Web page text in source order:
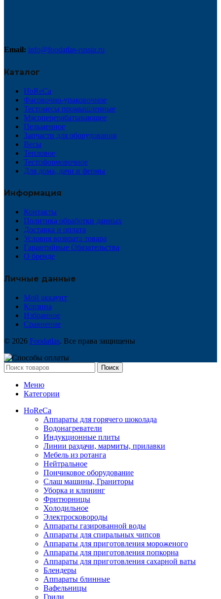
Email: info@foodatlas-russia.ru
Каталог
HoReCa
Фасовочно-упаковочное
Тестомесы промышленные
Мясоперерабатывающее
Пельменное
Запчасти для оборудования
Весы
Тепловое
Тестоформовочное
Для дома, дачи и фермы
Информация
Контакты
Политика обработки данных
Доставка и оплата
Условия возврата товара
Гарантийные Обязательства
О бренде
Личные данные
Мой аккаунт
Корзина
Избранное
Сравнение
© 2026 Foodatlas. Все права защищены
Поиск
Меню
Категории
HoReCa
Аппараты для горячего шоколада
Водонагреватели
Индукционные плиты
Линии раздачи, мармиты, прилавки
Мебель из ротанга
Нейтральное
Пончиковое оборудование
Слаш машины, Граниторы
Уборка и клининг
Фритюрницы
Холодильное
Электросковороды
Аппараты газированной воды
Аппараты для спиральных чипсов
Аппараты для приготовления мороженого
Аппараты для приготовления попкорна
Аппараты для приготовления сахарной ваты
Блендеры
Аппараты блинные
Вафельницы
Грили